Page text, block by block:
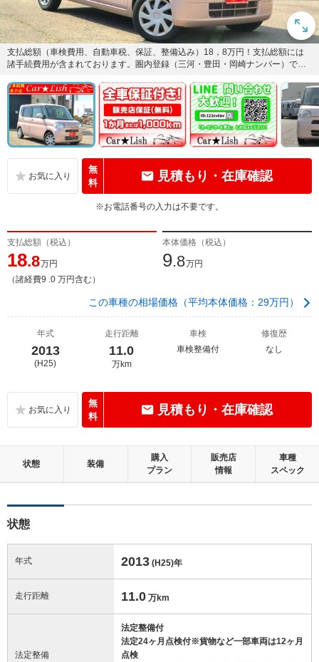
支払総額（車検費用、自動車税、保証、整備込み）18，8万円！支払総額には
諸手続費用が含まれております。圏内登録（三河・豊田・岡崎ナンバー）であ
無
料
見積もり・在庫確認
※お電話番号の入力は不要です。
支払総額（税込）
18.8万円
（諸経費9 .0 万円含む）
本体価格（税込）
9.8万円
この車種の相場価格（平均本体価格：29万円）
年式
2013
(H25)
走行距離
11.0
万km
車検
車検整備付
修復歴
なし
無
料
見積もり・在庫確認
状態 装備
購入
プラン
販売店
情報
車種
スペック
状態
年式 2013 (H25)年
走行距離 11.0 万km
法定整備
法定整備付
法定24ヶ月点検付※貨物など一部車両は12ヶ月
点検